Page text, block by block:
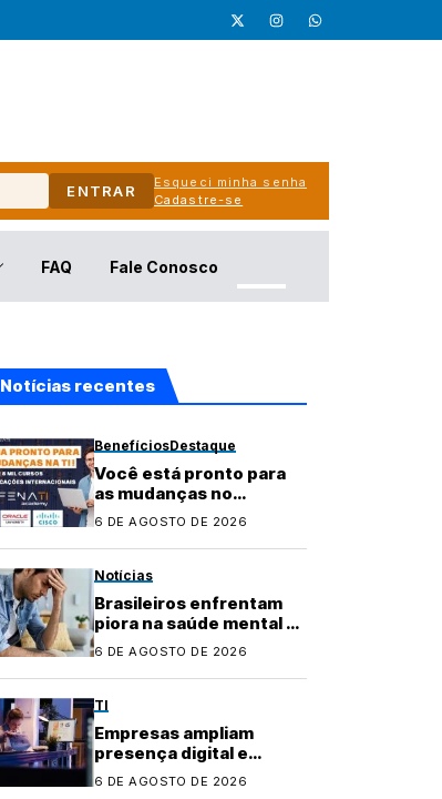
ENTRAR
Esqueci minha senha
Cadastre-se
FAQ Fale Conosco
Notícias recentes
BenefíciosDestaque
Você está pronto para
as mudanças no
mercado de TI? Com a
se atualizar!
6 DE AGOSTO DE 2026
Notícias
Brasileiros enfrentam
piora na saúde mental e
buscam apoio na
6 DE AGOSTO DE 2026
TI
Empresas ampliam
presença digital e
transformam uso de
6 DE AGOSTO DE 2026